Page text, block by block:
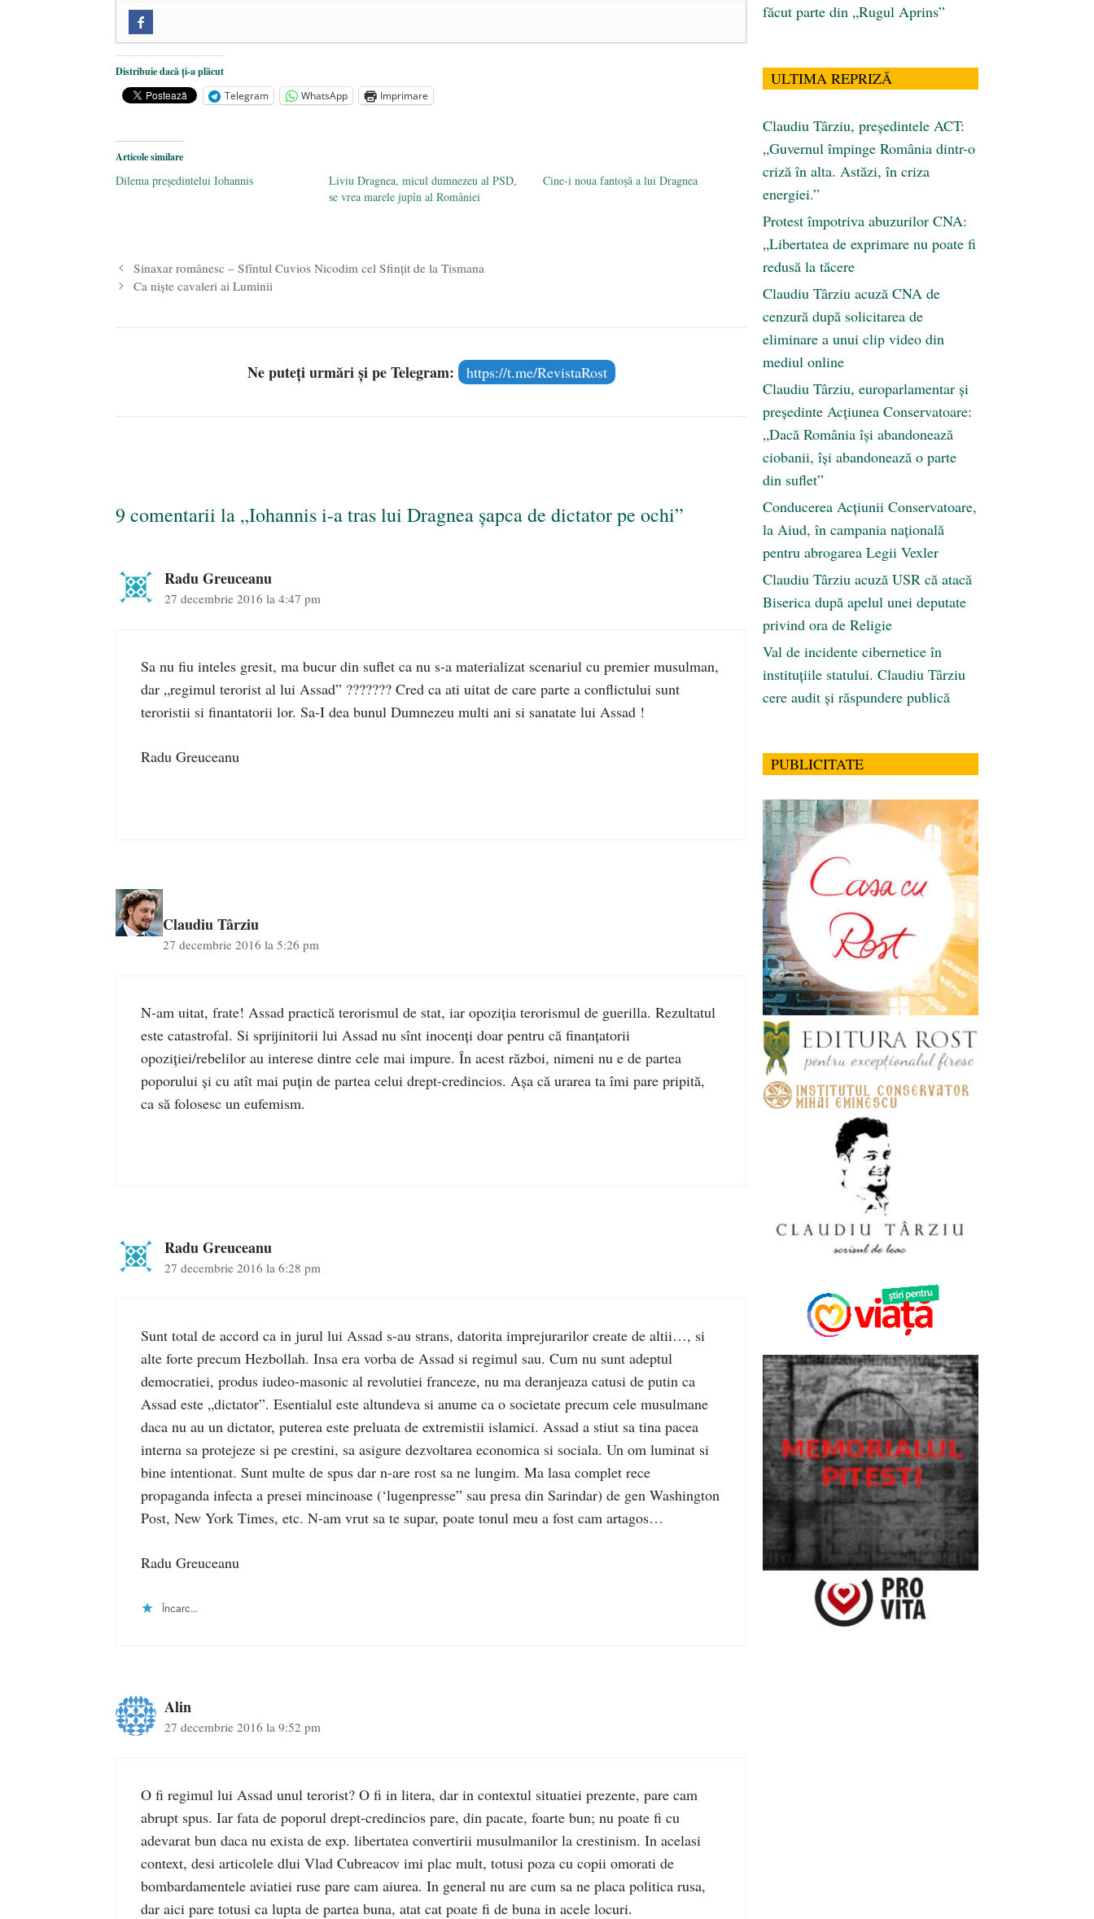
reforme pentru a bloca achizițiile la suprapreț - 13 august 2025
Dragi prieteni din Constanța
România nu știe să își folosească și să își protejeze resursele
Distribuie dacă ți-a plăcut
Telegram
WhatsApp Imprimare
Articole similare
Dilema preşedintelui Iohannis
Liviu Dragnea, micul dumnezeu al PSD,
se vrea marele jupîn al României
Cine-i noua fantoșă a lui Dragnea
Sinaxar românesc – Sfîntul Cuvios Nicodim cel Sfințit de la Tismana
Ca niște cavaleri ai Luminii
Ne puteți urmări și pe Telegram: https://t.me/RevistaRost
9 comentarii la „Iohannis i-a tras lui Dragnea șapca de dictator pe ochi”
Radu Greuceanu
27 decembrie 2016 la 4:47 pm
Sa nu fiu inteles gresit, ma bucur din suflet ca nu s-a materializat scenariul cu premier musulman,
dar „regimul terorist al lui Assad” ??????? Cred ca ati uitat de care parte a conflictului sunt
teroristii si finantatorii lor. Sa-I dea bunul Dumnezeu multi ani si sanatate lui Assad !
Radu Greuceanu
Claudiu Târziu
27 decembrie 2016 la 5:26 pm
N-am uitat, frate! Assad practică terorismul de stat, iar opoziția terorismul de guerilla. Rezultatul
este catastrofal. Si sprijinitorii lui Assad nu sînt inocenți doar pentru că finanțatorii
opoziției/rebelilor au interese dintre cele mai impure. În acest război, nimeni nu e de partea
poporului și cu atît mai puțin de partea celui drept-credincios. Așa că urarea ta îmi pare pripită,
ca să folosesc un eufemism.
Radu Greuceanu
27 decembrie 2016 la 6:28 pm
Sunt total de accord ca in jurul lui Assad s-au strans, datorita imprejurarilor create de altii…, si
alte forte precum Hezbollah. Insa era vorba de Assad si regimul sau. Cum nu sunt adeptul
democratiei, produs iudeo-masonic al revolutiei franceze, nu ma deranjeaza catusi de putin ca
Assad este „dictator”. Esentialul este altundeva si anume ca o societate precum cele musulmane
daca nu au un dictator, puterea este preluata de extremistii islamici. Assad a stiut sa tina pacea
interna sa protejeze si pe crestini, sa asigure dezvoltarea economica si sociala. Un om luminat si
bine intentionat. Sunt multe de spus dar n-are rost sa ne lungim. Ma lasa complet rece
propaganda infecta a presei mincinoase (‘lugenpresse” sau presa din Sarindar) de gen Washington
Post, New York Times, etc. N-am vrut sa te supar, poate tonul meu a fost cam artagos…
Radu Greuceanu
Încarc...
Alin
27 decembrie 2016 la 9:52 pm
O fi regimul lui Assad unul terorist? O fi in litera, dar in contextul situatiei prezente, pare cam
abrupt spus. Iar fata de poporul drept-credincios pare, din pacate, foarte bun; nu poate fi cu
adevarat bun daca nu exista de exp. libertatea convertirii musulmanilor la crestinism. In acelasi
context, desi articolele dlui Vlad Cubreacov imi plac mult, totusi poza cu copii omorati de
bombardamentele aviatiei ruse pare cam aiurea. In general nu are cum sa ne placa politica rusa,
dar aici pare totusi ca lupta de partea buna, atat cat poate fi de buna in acele locuri.
făcut parte din „Rugul Aprins”
ULTIMA REPRIZĂ
Claudiu Târziu, președintele ACT:
„Guvernul împinge România dintr-o
criză în alta. Astăzi, în criza
energiei.”
Protest împotriva abuzurilor CNA:
„Libertatea de exprimare nu poate fi
redusă la tăcere
Claudiu Târziu acuză CNA de
cenzură după solicitarea de
eliminare a unui clip video din
mediul online
Claudiu Târziu, europarlamentar și
președinte Acțiunea Conservatoare:
„Dacă România își abandonează
ciobanii, își abandonează o parte
din suflet”
Conducerea Acțiunii Conservatoare,
la Aiud, în campania națională
pentru abrogarea Legii Vexler
Claudiu Târziu acuză USR că atacă
Biserica după apelul unei deputate
privind ora de Religie
Val de incidente cibernetice în
instituțiile statului. Claudiu Târziu
cere audit și răspundere publică
PUBLICITATE